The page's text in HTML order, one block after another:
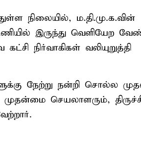
நிலையில், ம.தி.மு.க.வின்
இருந்து வெளியேற
நிர்வாகிகள் வலியுறுத்தி
நேற்று நன்றி சொல்ல
செயலாளரும்,